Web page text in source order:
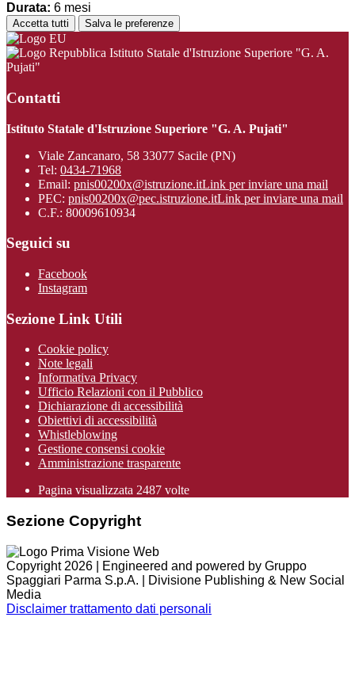
Durata: 6 mesi
Accetta tutti Salva le preferenze
Istituto Statale d'Istruzione Superiore "G. A.
Pujati"
Contatti
Istituto Statale d'Istruzione Superiore "G. A. Pujati"
Viale Zancanaro, 58 33077 Sacile (PN)
Tel: 0434-71968
Email: pnis00200x@istruzione.itLink per inviare una mail
PEC: pnis00200x@pec.istruzione.itLink per inviare una mail
C.F.: 80009610934
Seguici su
Facebook
Instagram
Sezione Link Utili
Cookie policy
Note legali
Informativa Privacy
Ufficio Relazioni con il Pubblico
Dichiarazione di accessibilità
Obiettivi di accessibilità
Whistleblowing
Gestione consensi cookie
Amministrazione trasparente
Pagina visualizzata 2487 volte
Sezione Copyright
Copyright 2026 | Engineered and powered by Gruppo
Spaggiari Parma S.p.A. | Divisione Publishing & New Social
Media
Disclaimer trattamento dati personali